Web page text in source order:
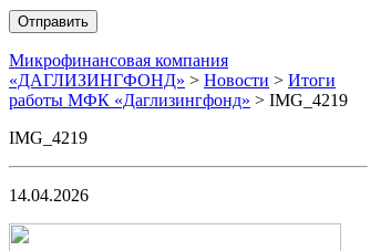
Микрофинансовая компания
«ДАГЛИЗИНГФОНД» > Новости > Итоги
работы МФК «Даглизингфонд» > IMG_4219
IMG_4219
14.04.2026